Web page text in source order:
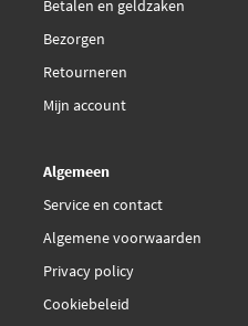
Betalen en geldzaken
Bezorgen
Retourneren
Mijn account
Algemeen
Service en contact
Algemene voorwaarden
Privacy policy
Cookiebeleid